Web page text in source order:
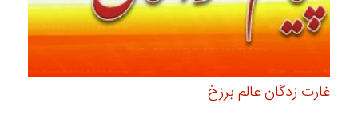
غارت زدگان عالم برزخ